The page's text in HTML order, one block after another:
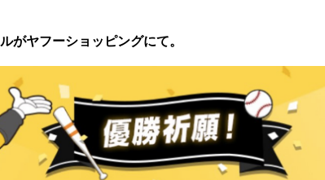
がヤフーショッピングにて。